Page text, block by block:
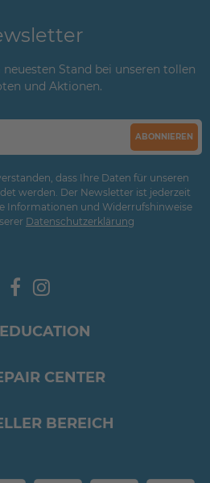
Stand bei unseren tollen
und Aktionen.
ABONNIEREN
dass Ihre Daten für unseren
werden. Der Newsletter ist jederzeit
Informationen und Widerrufshinweise
Daten­schutz­erklärung
EDUCATION
CENTER
BEREICH